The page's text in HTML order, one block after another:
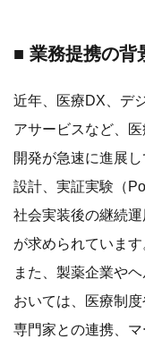
■ 業務提携の背
近年、医療DX、デ
アサービスなど、
開発が急速に進展
設計、実証実験（
社会実装後の継続
が求められています
また、製薬企業や
おいては、医療制
専門家との連携、